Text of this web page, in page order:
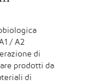
/ A2
di
prodotti da
di